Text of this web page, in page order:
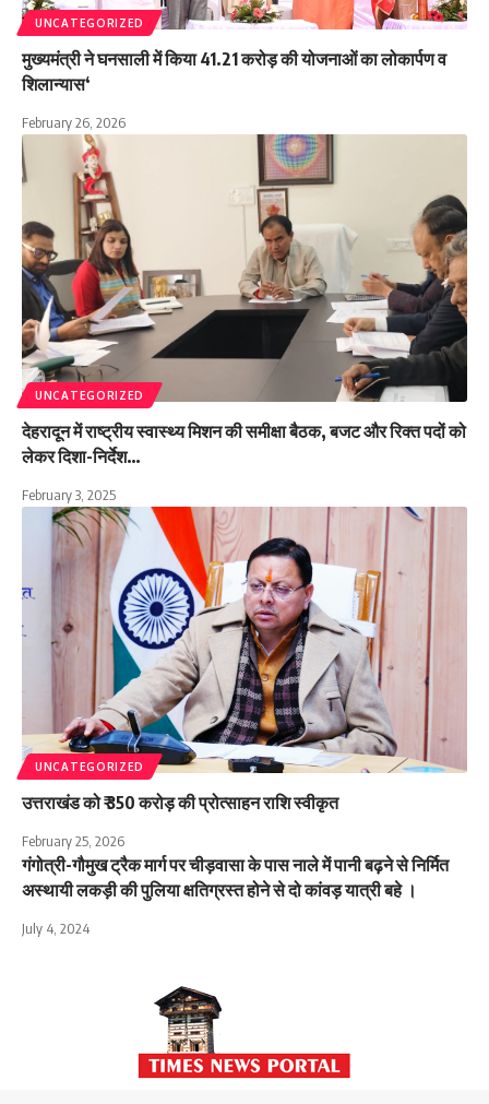
UNCATEGORIZED
मुख्यमंत्री ने घनसाली में किया 41.21 करोड़ की योजनाओं का लोकार्पण व
शिलान्यास‘
February 26, 2026
UNCATEGORIZED
देहरादून में राष्ट्रीय स्वास्थ्य मिशन की समीक्षा बैठक, बजट और रिक्त पदों को
लेकर दिशा-निर्देश…
February 3, 2025
UNCATEGORIZED
उत्तराखंड को ₹ 350 करोड़ की प्रोत्साहन राशि स्वीकृत
February 25, 2026
गंगोत्री-गौमुख ट्रैक मार्ग पर चीड़वासा के पास नाले में पानी बढ़ने से निर्मित
अस्थायी लकड़ी की पुलिया क्षतिग्रस्त होने से दो कांवड़ यात्री बहे ।
July 4, 2024